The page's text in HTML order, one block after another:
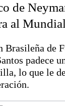
El mundo
Seguridad
Escenario
Liga del
Fútbol
Federal A
de
al Mundial
Brasileña de
padece
lo que le